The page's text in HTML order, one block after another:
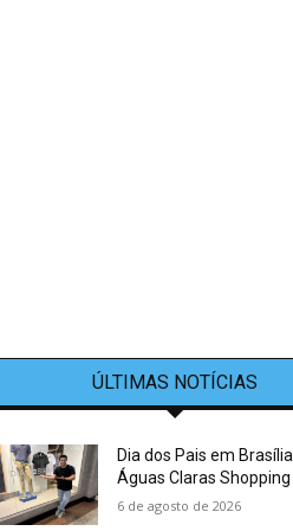
ÚLTIMAS NOTÍCIAS
Dia dos Pais em
Águas Claras Shopping
6 de agosto de 2026